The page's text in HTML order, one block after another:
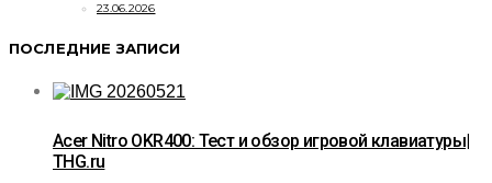
23.06.2026
ПОСЛЕДНИЕ ЗАПИСИ
Acer Nitro OKR400: Тест и обзор игровой клавиатуры|
THG.ru